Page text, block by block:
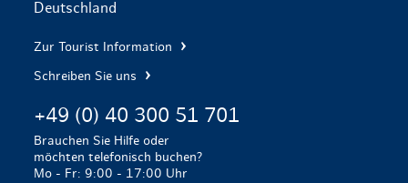
Deutschland
Zur Tourist Information
Schreiben Sie uns
+49 (0) 40 300 51 701
Brauchen Sie Hilfe oder
möchten telefonisch buchen?
Mo - Fr: 9:00 - 17:00 Uhr